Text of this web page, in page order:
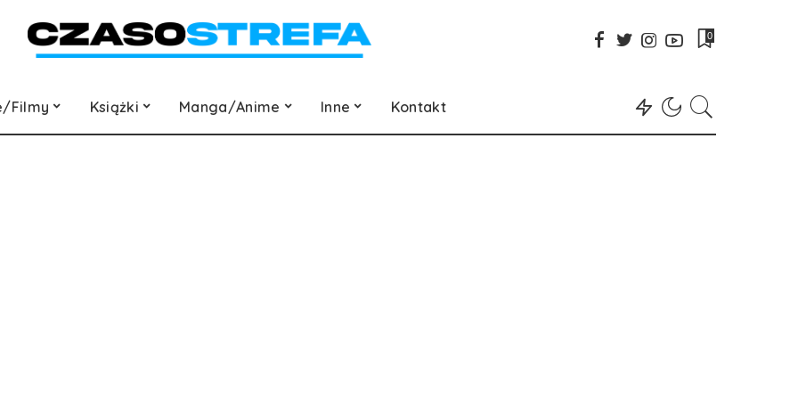
0
Filmy Książki Manga/Anime Inne Kontakt